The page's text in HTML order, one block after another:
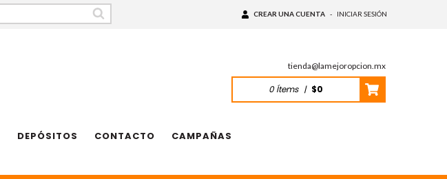
CREAR UNA CUENTA - INICIAR SESIÓN
tienda@lamejoropcion.mx
0Ítems | $0
DEPÓSITOS CONTACTO
CAMPAÑAS